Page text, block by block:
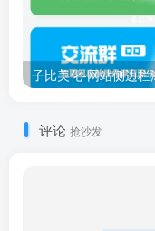
评论 抢沙发